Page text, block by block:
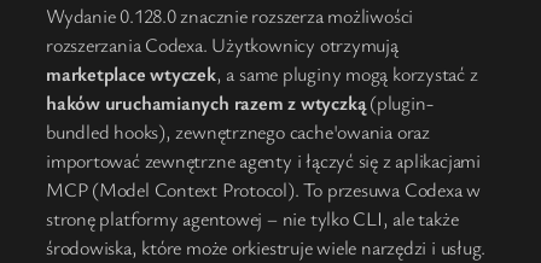
Wydanie 0.128.0 znacznie rozszerza możliwości
rozszerzania Codexa. Użytkownicy otrzymują
marketplace wtyczek, a same pluginy mogą korzystać z
haków uruchamianych razem z wtyczką(plugin-
bundled hooks), zewnętrznego cache'owania oraz
importować zewnętrzne agenty i łączyć się z aplikacjami
MCP (Model Context Protocol). To przesuwa Codexa w
stronę platformy agentowej – nie tylko CLI, ale także
środowiska, które może orkiestruje wiele narzędzi i usług.